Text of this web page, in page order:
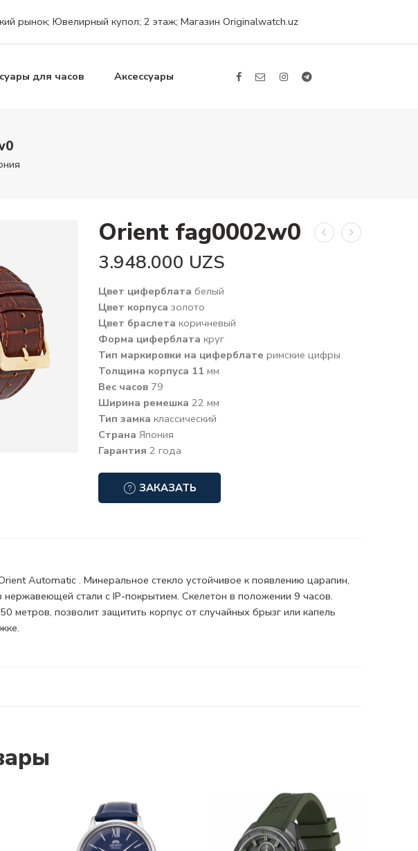
рынок; Ювелирный купол; 2 этаж; Магазин Originalwatch.uz
для часов Аксессуары
Orient fag0002w0
3.948.000 UZS
Цвет циферблата белый
Цвет корпуса золото
Цвет браслета коричневый
Форма циферблата круг
Тип маркировки на циферблате римские цифры
Толщина корпуса 11 мм
Вес часов 79
Ширина ремешка 22 мм
Тип замка классический
Страна Япония
Гарантия 2 года
ЗАКАЗАТЬ
Automatic . Минеральное стекло устойчивое к появлению царапин,
нержавеющей стали с IP-покрытием. Скелетон в положении 9 часов.
метров, позволит защитить корпус от случайных брызг или капель